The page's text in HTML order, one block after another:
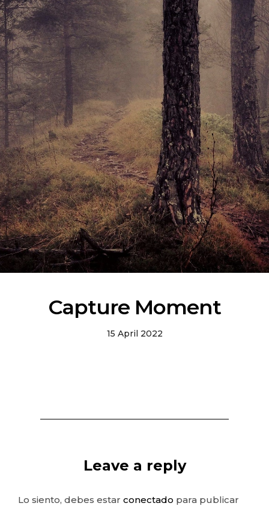
Capture Moment
15 April 2022
Leave a reply
Lo siento, debes estar conectado para publicar